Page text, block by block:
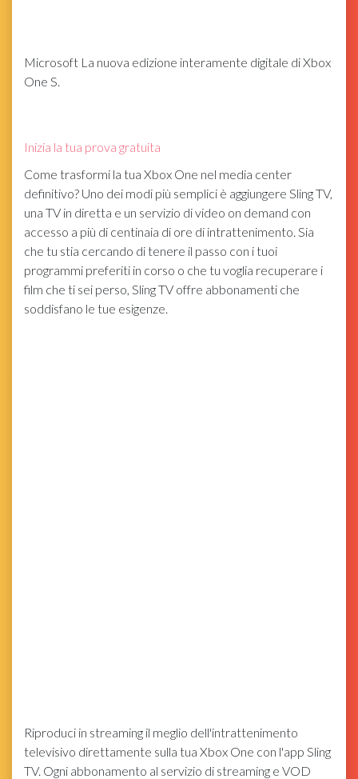
Microsoft La nuova edizione interamente digitale di Xbox
One S.
Inizia la tua prova gratuita
Come trasformi la tua Xbox One nel media center
definitivo? Uno dei modi più semplici è aggiungere Sling TV,
una TV in diretta e un servizio di video on demand con
accesso a più di centinaia di ore di intrattenimento. Sia
che tu stia cercando di tenere il passo con i tuoi
programmi preferiti in corso o che tu voglia recuperare i
film che ti sei perso, Sling TV offre abbonamenti che
soddisfano le tue esigenze.
Riproduci in streaming il meglio dell'intrattenimento
televisivo direttamente sulla tua Xbox One con l'app Sling
TV. Ogni abbonamento al servizio di streaming e VOD